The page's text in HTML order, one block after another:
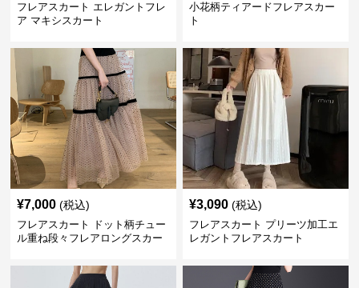
フレアスカート エレガントフレ
ア マキシスカート
小花柄ティアードフレアスカー
ト
¥7,000 (税込)
フレアスカート ドット柄チュー
ル重ね段々フレアロングスカー
¥3,090 (税込)
フレアスカート プリーツ加工エ
レガントフレアスカート